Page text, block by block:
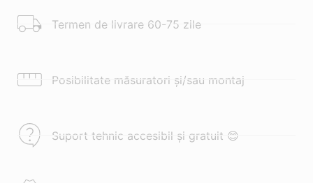
Termen de livrare 60-75 zile
Posibilitate măsuratori și/sau montaj
Suport tehnic accesibil și gratuit 😊